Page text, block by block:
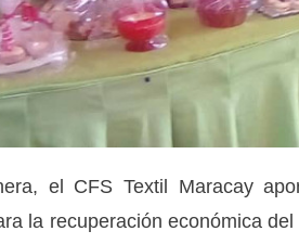
el CFS Textil Maracay
la recuperación económica